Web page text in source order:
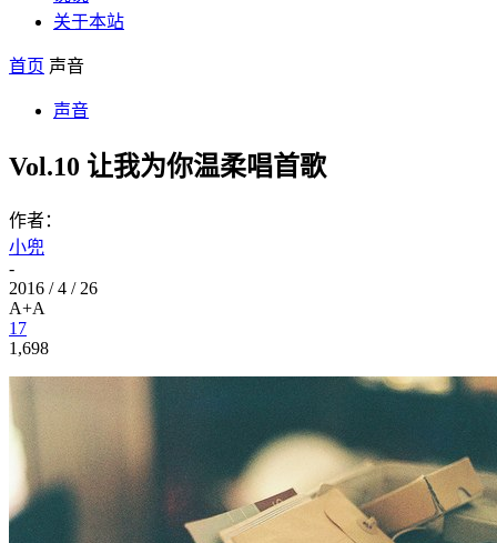
关于本站
首页 声音
声音
Vol.10 让我为你温柔唱首歌
作者：
小兜
-
2016 / 4 / 26
A+A
17
1,698